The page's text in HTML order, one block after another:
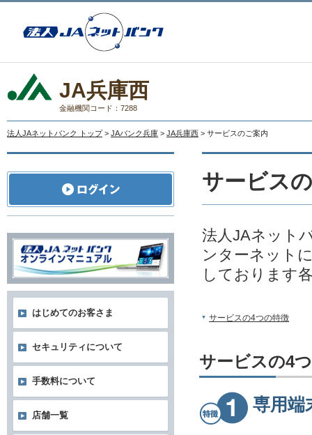
JA兵庫西
金融機関コード：7288
法人JAネットバンク トップ > JAバンク兵庫 > JA兵庫西 > サービスのご案内
サービス
法人JAネット
ンターネット
しております
サービスの4つの特徴
サービスの4
専用端
はじめてのお客さま
セキュリティについて
手数料について
店舗一覧